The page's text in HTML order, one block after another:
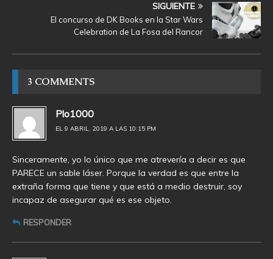
SIGUIENTE
El concurso de DK Books en la Star Wars
Celebration de La Fosa del Rancor
3 COMMENTS
Plo1000
EL 9 ABRIL, 2019 A LAS 10:15 PM
Sinceramente, yo lo único que me atrevería a decir es que
PARECE un sable láser. Porque la verdad es que entre la
extraña forma que tiene y que está a medio destruir, soy
incapaz de asegurar qué es ese objeto.
RESPONDER